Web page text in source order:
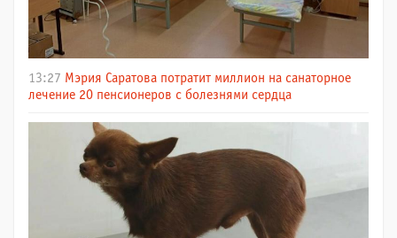
13:27 Мэрия Саратова потратит миллион на санаторное
лечение 20 пенсионеров с болезнями сердца